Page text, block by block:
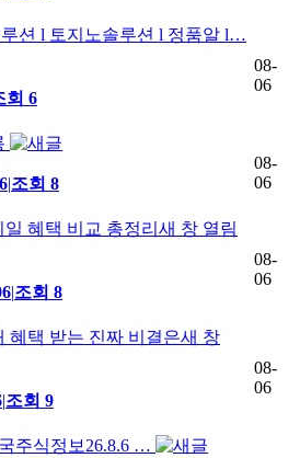
션 l 토지노솔루션 l 정품알 l…
회 6
08-
06
|조회 8
08-
06
혜택 비교 총정리새 창 열림
|조회 8
08-
06
혜택 받는 진짜 비결은새 창
|조회 9
08-
06
주식정보26.8.6 …